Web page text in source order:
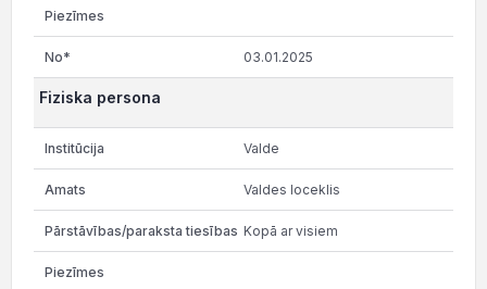
03.01.2025
Fiziska persona
Valde
Valdes loceklis
Kopā ar visiem